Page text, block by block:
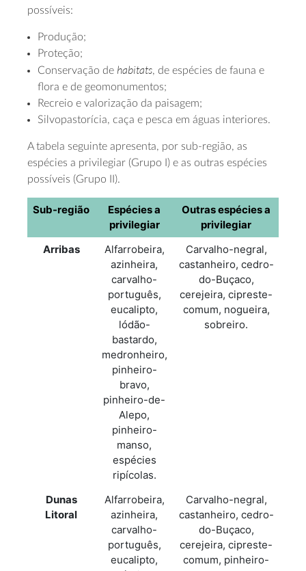
possíveis:
Produção;
Proteção;
Conservação de habitats, de espécies de fauna e
flora e de geomonumentos;
Recreio e valorização da paisagem;
Silvopastorícia, caça e pesca em águas interiores.
A tabela seguinte apresenta, por sub-região, as
espécies a privilegiar (Grupo I) e as outras espécies
possíveis (Grupo II).
Sub-região
Espécies a
privilegiar
Outras espécies a
privilegiar
Arribas
Alfarrobeira,
azinheira,
carvalho-
português,
eucalipto,
lódão-
bastardo,
medronheiro,
pinheiro-
bravo,
pinheiro-de-
Alepo,
pinheiro-
manso,
espécies
ripícolas.
Carvalho-negral,
castanheiro, cedro-
do-Buçaco,
cerejeira, cipreste-
comum, nogueira,
sobreiro.
Dunas
Litoral
Alfarrobeira,
azinheira,
carvalho-
português,
eucalipto,
Carvalho-negral,
castanheiro, cedro-
do-Buçaco,
cerejeira, cipreste-
comum, pinheiro-